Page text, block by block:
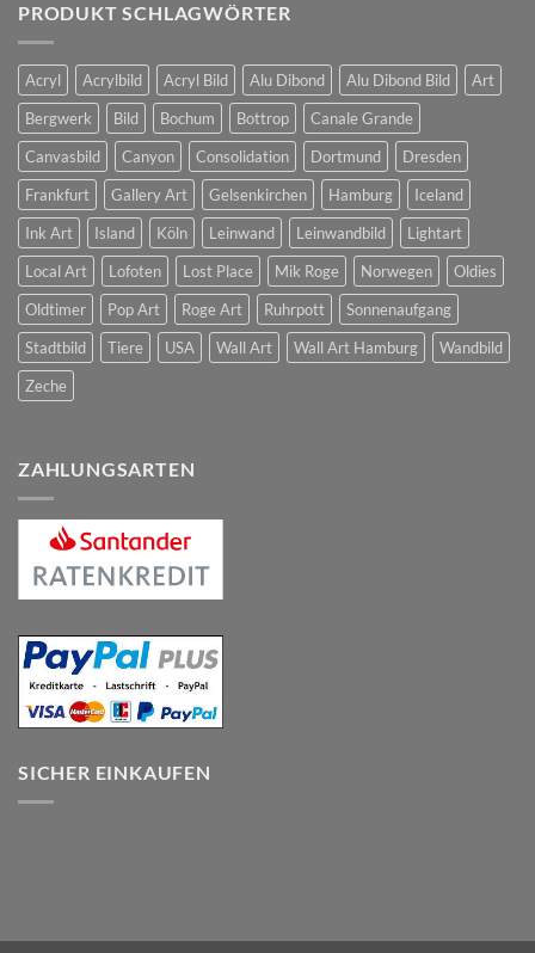
PRODUKT SCHLAGWÖRTER
Acryl Acrylbild Acryl Bild Alu Dibond Alu Dibond Bild
Art
Bergwerk
Bild Bochum Bottrop
Canale Grande
Canvasbild
Canyon Consolidation Dortmund
Dresden
Frankfurt
Gallery Art Gelsenkirchen Hamburg
Iceland
Ink Art
Island Köln Leinwand Leinwandbild
Lightart
Local Art
Lofoten Lost Place Mik Roge Norwegen
Oldies
Oldtimer
Pop Art Roge Art Ruhrpott
Sonnenaufgang
Stadtbild
Tiere USA Wall Art Wall Art Hamburg
Wandbild
Zeche
ZAHLUNGSARTEN
SICHER EINKAUFEN